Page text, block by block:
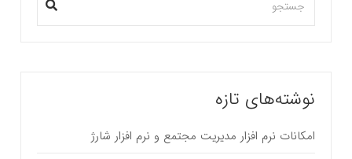
نوشته‌های تازه
امکانات نرم افزار مدیریت مجتمع و نرم افزار شارژ